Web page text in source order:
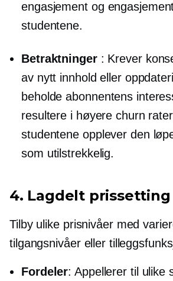
engasjement og
studentene.
Betraktninger : Krever
av nytt innhold eller
beholde abonnentens
resultere i høyere churn
studentene opplever den
som utilstrekkelig.
4. Lagdelt prissetting
Tilby ulike prisnivåer med
tilgangsnivåer eller
Fordeler: Appellerer til ulike